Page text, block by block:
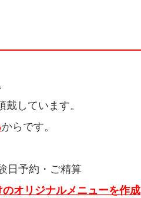
しています。
からです。
日予約・ご精算
オリジナルメニューを作成